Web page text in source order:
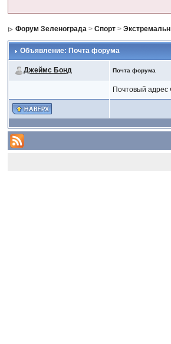
Форум Зеленограда >Спорт >
Объявление: Почта форума
Джеймс Бонд Почта форума
Почтовый адрес